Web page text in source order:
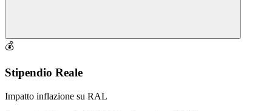
💰
Stipendio Reale
Impatto inflazione su RAL